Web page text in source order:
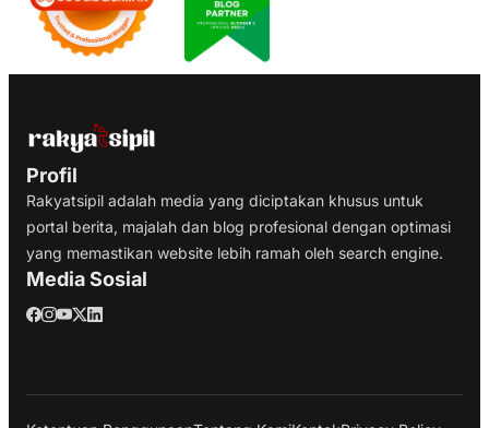
Profil
Rakyatsipil adalah media yang diciptakan khusus untuk
portal berita, majalah dan blog profesional dengan optimasi
yang memastikan website lebih ramah oleh search engine.
Media Sosial